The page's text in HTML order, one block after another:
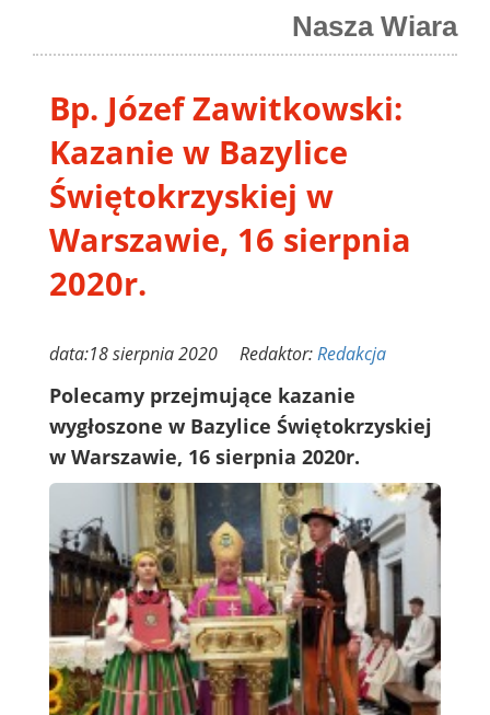
Nasza Wiara
Bp. Józef Zawitkowski:
Kazanie w Bazylice
Świętokrzyskiej w
Warszawie, 16 sierpnia
2020r.
data:18 sierpnia 2020 Redaktor:Redakcja
Polecamy przejmujące kazanie
wygłoszone w Bazylice Świętokrzyskiej
w Warszawie, 16 sierpnia 2020r.